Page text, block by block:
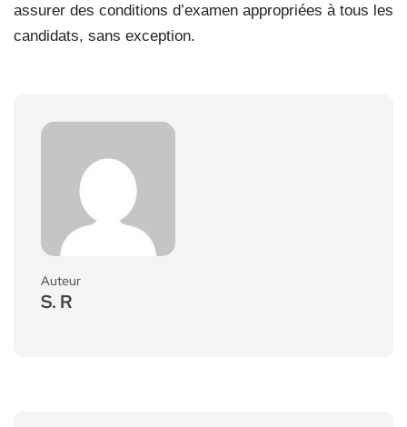
assurer des conditions d’examen appropriées à tous les
candidats, sans exception.
Auteur
S. R